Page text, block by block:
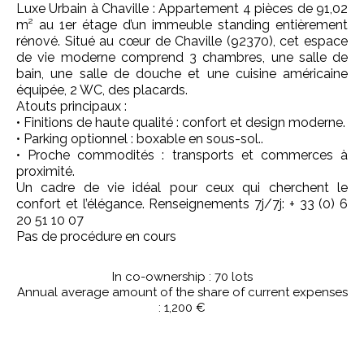
Luxe Urbain à Chaville : Appartement 4 pièces de 91,02
m² au 1er étage d’un immeuble standing entièrement
rénové. Situé au cœur de Chaville (92370), cet espace
de vie moderne comprend 3 chambres, une salle de
bain, une salle de douche et une cuisine américaine
équipée, 2 WC, des placards.
Atouts principaux :
• Finitions de haute qualité : confort et design moderne.
• Parking optionnel : boxable en sous-sol..
• Proche commodités : transports et commerces à
proximité.
Un cadre de vie idéal pour ceux qui cherchent le
confort et l’élégance. Renseignements 7j/7j: + 33 (0) 6
20 51 10 07
Pas de procédure en cours
In co-ownership : 70 lots
Annual average amount of the share of current expenses
: 1,200 €